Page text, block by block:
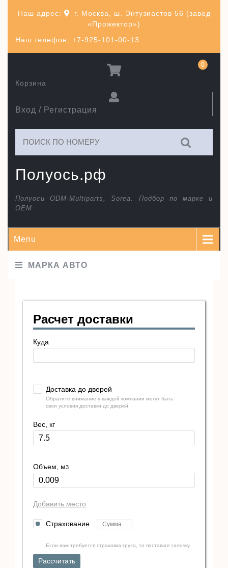
Наш телефон: +7-925-101-00-13
Наш адрес:
г. Москва, ш. Энтузиастов 56 (завод
«Прожектор»)
Полуось.рф
Полуоси ODM-Multiparts, Sorea. Подбор по марке и
ОЕМ
Вход / Регистрация
Корзина
0
Menu
МАРКА АВТО
Расчет доставки
Куда
Доставка до дверей
Обратите внимание у каждой компании могут быть
свои условия доставки до дверей.
Вес, кг
Объем, м3
Добавить место
Страхование
Если вам требуется страховка груза, то поставьте галочку.
Рассчитать